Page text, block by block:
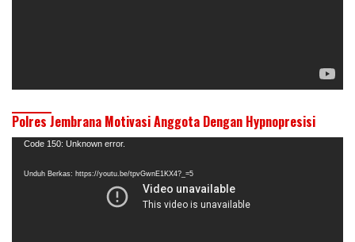
Polres Jembrana Motivasi Anggota Dengan Hypnopresisi
Pemutar
Code 150: Unknown error.
Unduh Berkas: https://youtu.be/tpvGwnE1KX4?_=5